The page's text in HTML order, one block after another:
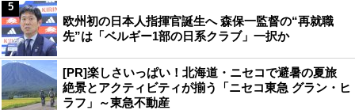
欧州初の日本人指揮官誕生へ 森保一監督の“再就職
先”は「ベルギー1部の日系クラブ」一択か
5
[PR]楽しさいっぱい！北海道・ニセコで避暑の夏旅
絶景とアクティビティが揃う「ニセコ東急 グラン・ヒ
ラフ」～東急不動産